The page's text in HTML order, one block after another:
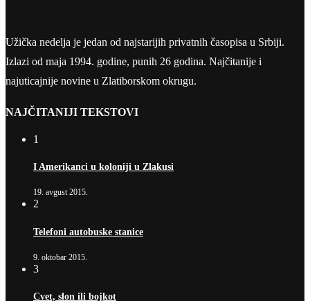
Užička nedelja je jedan od najstarijih privatnih časopisa u Srbiji.
Izlazi od maja 1994. godine, punih 26 godina. Najčitanije i
najuticajnije novine u Zlatiborskom okrugu.
NAJČITANIJI TEKSTOVI
1
I Amerikanci u koloniji u Zlakusi
19. avgust 2015.
2
Telefoni autobuske stanice
9. oktobar 2015.
3
Cvet, slon ili bojkot